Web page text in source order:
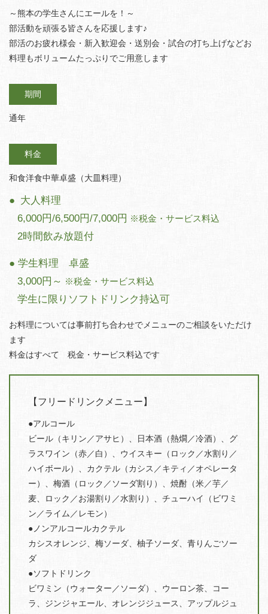
～熊本の学生さんにエールを！～
部活動を頑張る皆さんを応援します♪
部活のお疲れ様会・新入歓迎会・送別会・試合の打ち上げなどお
料理もボリュームたっぷりでご用意します
期間
通年
料金
和食洋食中華卓盛（大皿料理）
大人料理
6,000円/6,500円/7,000円 ※税金・サービス料込
2時間飲み放題付
学生料理 卓盛
3,000円～ ※税金・サービス料込
学生に限りソフトドリンク持込可
お料理については事前打ち合わせでメニューのご相談をいただけ
ます
料金はすべて 税金・サービス料込です
【フリードリンクメニュー】
アルコール
ビール（キリン／アサヒ）、日本酒（熱燗／冷酒）、グ
ラスワイン（赤／白）、ウイスキー（ロック／水割り／
ハイボール）、カクテル（カシス／キティ／オペレータ
ー）、梅酒（ロック／ソーダ割り）、焼酎（米／芋／
麦、ロック／お湯割り／水割り）、チューハイ（ビワミ
ン／ライム／レモン）
ノンアルコールカクテル
カシスオレンジ、梅ソーダ、柚子ソーダ、青りんごソー
ダ
ソフトドリンク
ビワミン（ウォーター／ソーダ）、ウーロン茶、コー
ラ、ジンジャエール、オレンジジュース、アップルジュ